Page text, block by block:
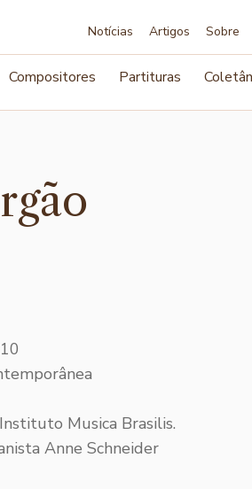
Notícias Artigos Sobre
Compositores Partituras
Musica Brasilis.
Anne Schneider